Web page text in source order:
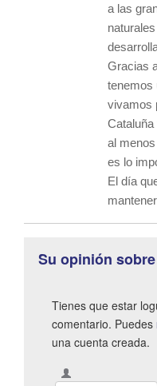
a las
Gracias
tenemos
vivamos
al
es lo
El día
Su opinión
Tienes que estar
comentario. Puedes
una cuenta creada.